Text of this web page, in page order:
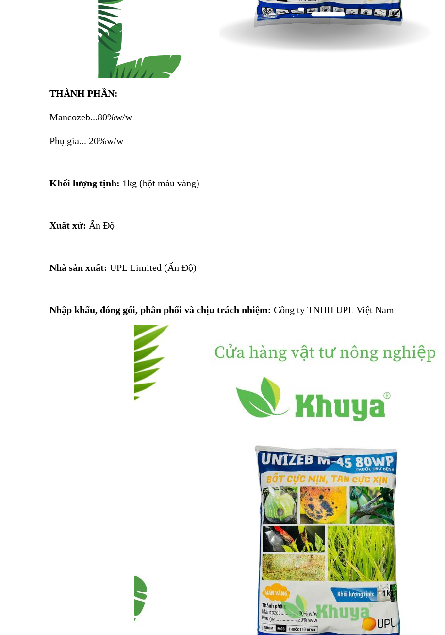
THÀNH PHẦN:
Mancozeb...80%w/w
Phụ gia... 20%w/w
Khối lượng tịnh: 1kg (bột màu vàng)
Xuất xứ: Ấn Độ
Nhà sản xuất: UPL Limited (Ấn Độ)
Nhập khẩu, đóng gói, phân phối và chịu trách nhiệm: Công ty TNHH UPL Việt Nam